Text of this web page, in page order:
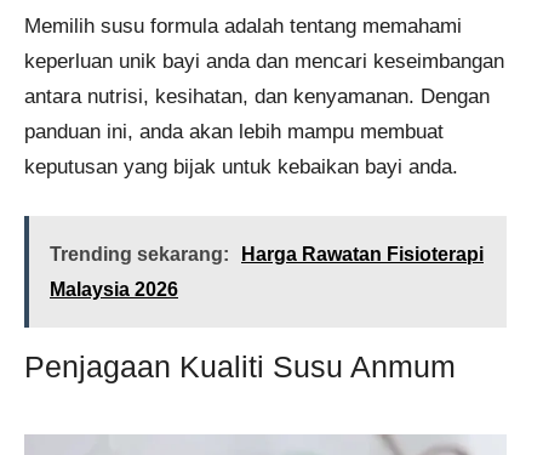
Memilih susu formula adalah tentang memahami
keperluan unik bayi anda dan mencari keseimbangan
antara nutrisi, kesihatan, dan kenyamanan. Dengan
panduan ini, anda akan lebih mampu membuat
keputusan yang bijak untuk kebaikan bayi anda.
Trending sekarang:
Harga Rawatan Fisioterapi
Malaysia 2026
Penjagaan Kualiti Susu Anmum